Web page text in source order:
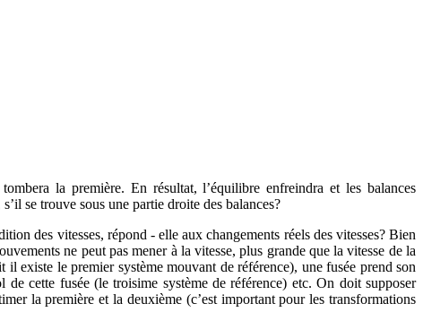
la première. En résultat, l’équilibre enfreindra et les balances
se trouve sous une partie droite des balances?
des vitesses, répond - elle aux changements réels des vitesses? Bien
ne peut pas mener à la vitesse, plus grande que la vitesse de la
existe le premier système mouvant de référence), une fusée prend son
cette fusée (le troisime système de référence) etc. On doit supposer
la première et la deuxième (c’est important pour les transformations